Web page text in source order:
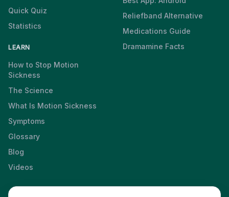
Quick Quiz
Statistics
LEARN
How to Stop Motion
Sickness
The Science
What Is Motion Sickness
Symptoms
Glossary
Blog
Videos
Reliefband Alternative
Medications Guide
Dramamine Facts